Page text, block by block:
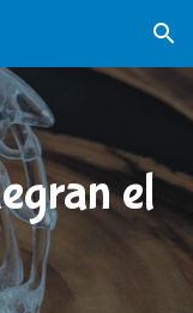
Skip to navigation
el